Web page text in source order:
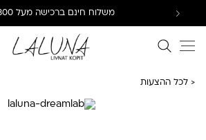
משלוח חינם ברכישה מעל 800 ₪
חיפוש באתר
< לכל ההצעות